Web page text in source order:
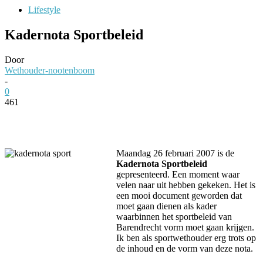
Lifestyle
Kadernota Sportbeleid
Door
Wethouder-nootenboom
-
0
461
Maandag 26 februari 2007 is de
Kadernota Sportbeleid
gepresenteerd. Een moment waar
velen naar uit hebben gekeken. Het is
een mooi document geworden dat
moet gaan dienen als kader
waarbinnen het sportbeleid van
Barendrecht vorm moet gaan krijgen.
Ik ben als sportwethouder erg trots op
de inhoud en de vorm van deze nota.